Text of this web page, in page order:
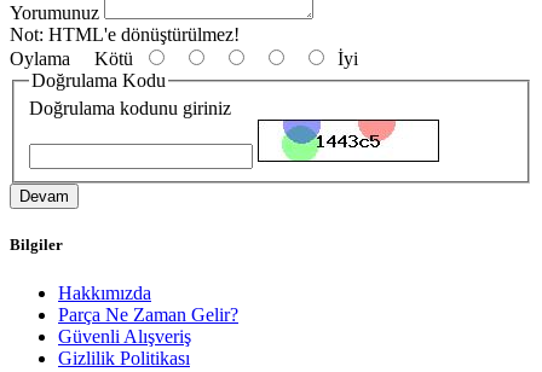
Yorumunuz
Not: HTML'e dönüştürülmez!
Oylama Kötü
İyi
Doğrulama Kodu
Doğrulama kodunu giriniz
Devam
Bilgiler
Hakkımızda
Parça Ne Zaman Gelir?
Güvenli Alışveriş
Gizlilik Politikası